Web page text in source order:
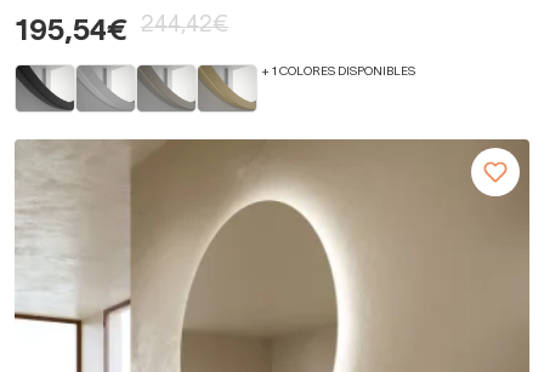
195,54€ 244,42€
+ 1 COLORES DISPONIBLES